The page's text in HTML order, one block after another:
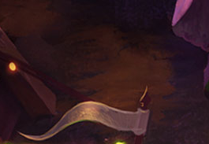
Utilisez l'adresse suivante pour accéder au
charge le format iCal.